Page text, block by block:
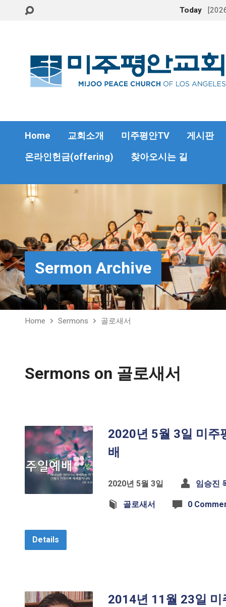
Today
Home 교회소개 미주평안TV
게시판
온라인헌금(offering)
찾아오시는 길
Sermon Archive
Home Sermons 골로새서
Sermons on 골로새서
2020년 5월 3일 미주
배
2020년 5월 3일 임승진
골로새서 0
Details
2014년 11월 23일